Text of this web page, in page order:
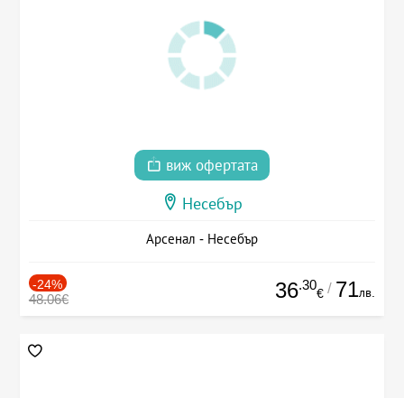
виж офертата
Несебър
Арсенал - Несебър
-24%
48.06€ 36.30
€ / 71лв.